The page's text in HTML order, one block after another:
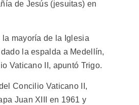
de Jesús (jesuitas) en
mayoría de la Iglesia
la espalda a Medellín,
Vaticano II, apuntó Trigo.
Concilio Vaticano II,
Juan XIII en 1961 y